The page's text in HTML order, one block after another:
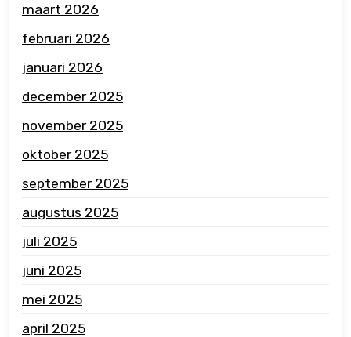
maart 2026
februari 2026
januari 2026
december 2025
november 2025
oktober 2025
september 2025
augustus 2025
juli 2025
juni 2025
mei 2025
april 2025